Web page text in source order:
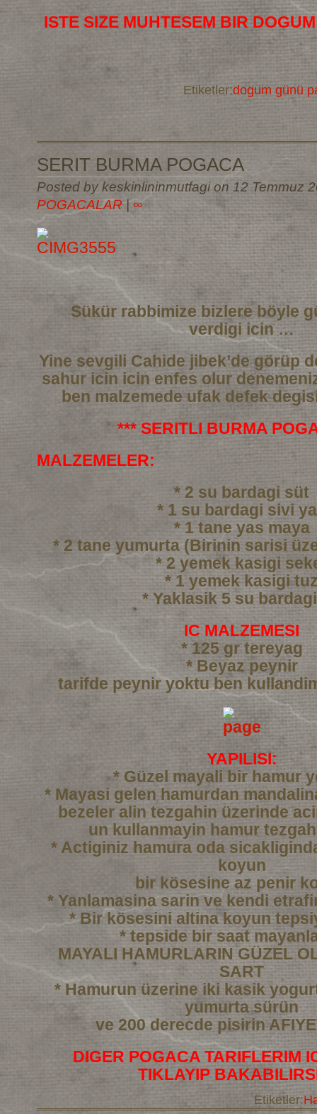
ISTE SIZE MUHTESEM BIR
Etiketler:dogum günü
SERIT BURMA POGACA
Posted by keskinlininmutfagi on 12 Temmuz
POGACALAR |∞
Sükür rabbimize bizlere böyle
verdigi icin …
Yine sevgili Cahide jibek’de görüp
sahur icin icin enfes olur
ben malzemede ufak defek
*** SERITLI BURMA
MALZEMELER:
* 2 su bardagi süt
* 1 su bardagi sivi
* 1 tane yas maya
* 2 tane yumurta (Birinin sarisi
* 2 yemek kasigi
* 1 yemek kasigi
* Yaklasik 5 su
IC MALZEMESI
* 125 gr tereyag
* Beyaz peynir
tarifde peynir yoktu ben
YAPILISI:
* Güzel mayali bir hamur
* Mayasi gelen hamurdan
bezeler alin tezgahin üzerinde
un kullanmayin hamur
* Actiginiz hamura oda
koyun
bir kösesine az penir
* Yanlamasina sarin ve kendi
* Bir kösesini altina koyun
* tepside bir saat
MAYALI HAMURLARIN GÜZEL
SART
* Hamurun üzerine iki kasik
yumurta sürün
ve 200 derecde pisirin
DIGER POGACA TARIFLERIM
TIKLAYIP
Etiketler: